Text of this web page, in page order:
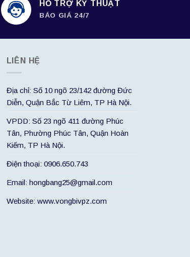
HỖ TRỢ KỸ THUẬT
BÁO GIÁ 24/7
LIÊN HỆ
Địa chỉ: Số 10 ngõ 23/142 đường Đức
Diễn, Quận Bắc Từ Liêm, TP Hà Nội.
VPDD: Số 23 ngõ 411 đường Phúc
Tân, Phường Phúc Tân, Quận Hoàn
Kiếm, TP Hà Nội.
Điện thoại: 0906.650.743
Email: hongbang25@gmail.com
Website: www.vongbivpz.com